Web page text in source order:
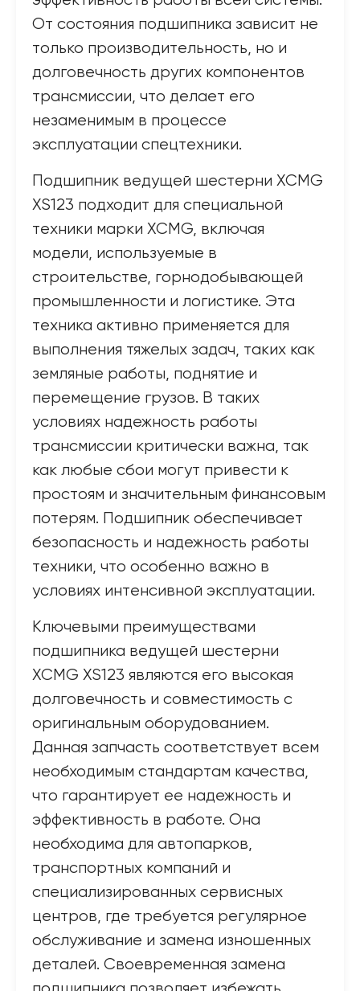
От состояния подшипника зависит не
только производительность, но и
долговечность других компонентов
трансмиссии, что делает его
незаменимым в процессе
эксплуатации спецтехники.
Подшипник ведущей шестерни XCMG
XS123 подходит для специальной
техники марки XCMG, включая
модели, используемые в
строительстве, горнодобывающей
промышленности и логистике. Эта
техника активно применяется для
выполнения тяжелых задач, таких как
земляные работы, поднятие и
перемещение грузов. В таких
условиях надежность работы
трансмиссии критически важна, так
как любые сбои могут привести к
простоям и значительным финансовым
потерям. Подшипник обеспечивает
безопасность и надежность работы
техники, что особенно важно в
условиях интенсивной эксплуатации.
Ключевыми преимуществами
подшипника ведущей шестерни
XCMG XS123 являются его высокая
долговечность и совместимость с
оригинальным оборудованием.
Данная запчасть соответствует всем
необходимым стандартам качества,
что гарантирует ее надежность и
эффективность в работе. Она
необходима для автопарков,
транспортных компаний и
специализированных сервисных
центров, где требуется регулярное
обслуживание и замена изношенных
деталей. Своевременная замена